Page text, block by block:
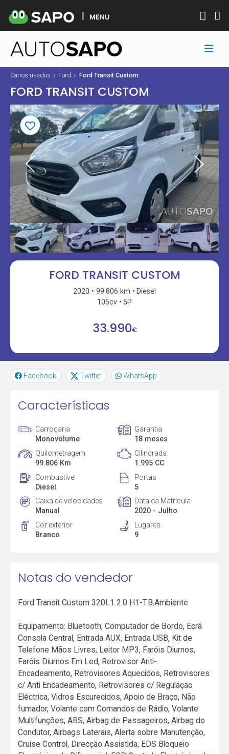
MENU
Carros usados Ford Ford Transit Custom
FORD TRANSIT CUSTOM
FORD TRANSIT CUSTOM
2020 99.806 km
Diesel
105cv
5P
33.990€
Facebook Twitter WhatsApp
Características
Carroçaria
Monovolume
Garantia
18 meses
Quilometragem
99.806 Km
Cilindrada
1.995 CC
Combustível
Diesel
Portas
5
Caixa de velocidades
Manual
Data da Matrícula
2020 - Julho
Cor exterior
Branco
Lugares
9
Notas do vendedor
Ford Transit Custom 320L1 2.0 H1-T.B.Ambiente
Equipamento: Bluetooth, Computador de Bordo, Ecrã
Consola Central, Entrada AUX, Entrada USB, Kit de
Telefone Mãos Livres, Leitor MP3, Faróis Diurnos,
Faróis Diurnos Em Led, Retrovisor Anti-
Encadeamento, Retrovisores Aquecidos, Retrovisores
c/ Anti Encadeamento, Retrovisores c/ Regulação
Eléctrica, Vidros Escurecidos, Apoio de Braço, Não
fumador, Volante com Comandos de Rádio, Volante
Multifunções, ABS, Airbag de Passageiros, Airbag do
Condutor, Airbags Laterais, Alerta sobre Manutenção,
Cruise Control, Direcção Assistida, EDS Bloqueio